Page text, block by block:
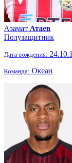
Азамат Атаев
Полузащитник
Дата рождения:
Команда: Океан